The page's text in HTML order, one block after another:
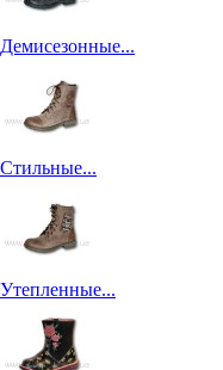
Демисезонные...
Стильные...
Утепленные...